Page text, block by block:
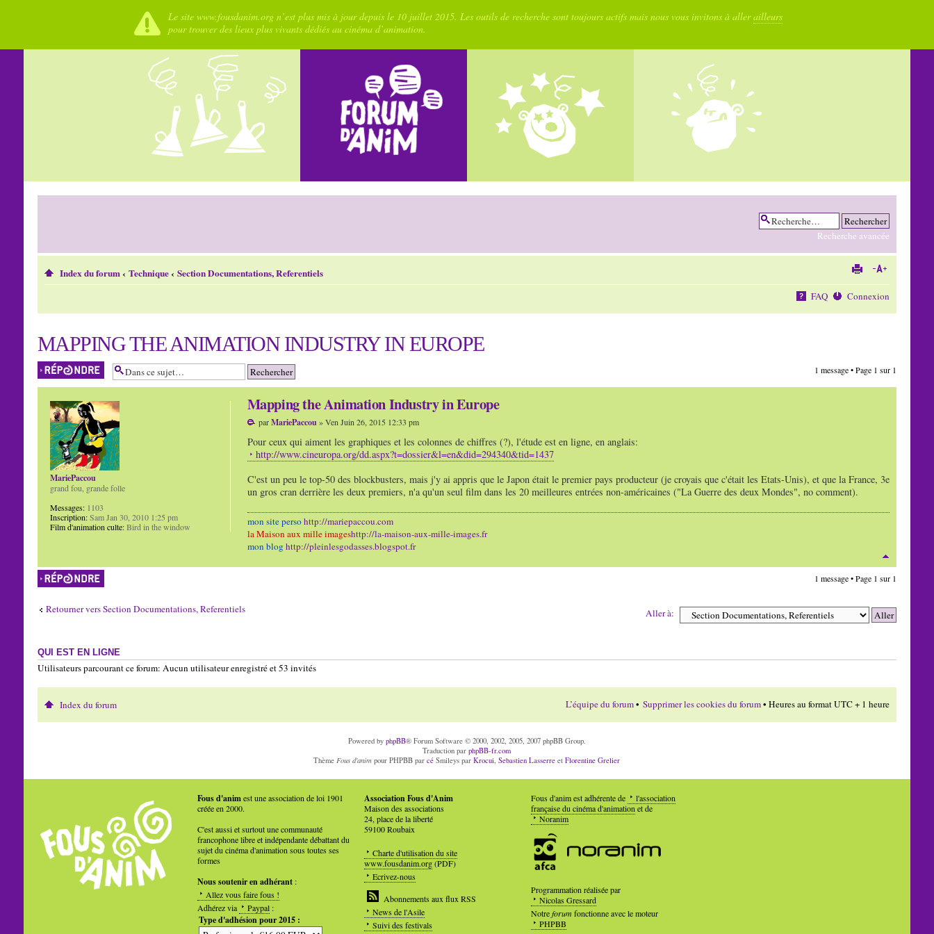
Le site www.fousdanim.org n’est plus mis à jour depuis le 10 juillet 2015. Les outils de recherche sont toujours actifs mais nous vous invitons à allerailleurs
pour trouver des lieux plus vivants dédiés au cinéma d’animation.
Recherche avancée
Index du forum‹ Technique‹ Section Documentations, Referentiels
FAQ Connexion
MAPPING THE ANIMATION INDUSTRY IN EUROPE
Répondre 1 message • Page 1 sur 1
Mapping the Animation Industry in Europe
parMariePaccou » Ven Juin 26, 2015 12:33 pm
Pour ceux qui aiment les graphiques et les colonnes de chiffres (?), l'étude est en ligne, en anglais:
http://www.cineuropa.org/dd.aspx?t=dossier&l=en&did=294340&tid=1437
C'est un peu le top-50 des blockbusters, mais j'y ai appris que le Japon était le premier pays producteur (je croyais que c'était les Etats-Unis), et que la France, 3e
un gros cran derrière les deux premiers, n'a qu'un seul film dans les 20 meilleures entrées non-américaines ("La Guerre des deux Mondes", no comment).
mon site perso http://mariepaccou.com
la Maison aux mille imageshttp://la-maison-aux-mille-images.fr
mon blog http://pleinlesgodasses.blogspot.fr
MariePaccou
grand fou, grande folle
Messages:1103
Inscription:Sam Jan 30, 2010 1:25 pm
Film d'animation culte:Bird in the window
Répondre
1 message • Page 1 sur 1
Retourner vers Section Documentations, Referentiels Aller à:
QUI EST EN LIGNE
Utilisateurs parcourant ce forum: Aucun utilisateur enregistré et 53 invités
Index du forum L’équipe du forum• Supprimer les cookies du forum• Heures au format UTC + 1 heure
Powered by phpBB® Forum Software © 2000, 2002, 2005, 2007 phpBB Group.
Traduction parphpBB-fr.com
ThèmeFous d'anim pour PHPBB parcé Smileys parKrocui,Sebastien Lasserre etFlorentine Grelier
Fous d'animest une association de loi 1901
créée en 2000.
C'est aussi et surtout une communauté
francophone libre et indépendante débattant du
sujet du cinéma d'animation sous toutes ses
formes
Nous soutenir en adhérant:
Allez vous faire fous !
Adhérez via
Paypal:
Type d'adhésion pour 2015 :
Association Fous d'Anim
Maison des associations
24, place de la liberté
59100 Roubaix
Charte d'utilisation du site
www.fousdanim.org(PDF)
Ecrivez-nous
Abonnements aux flux RSS
News de l'Asile
Suivi des festivals
Fous d'anim est adhérente de
l'association
française du cinéma d'animationet de
Noranim
Programmation réalisée par
Nicolas Gressard
Notreforumfonctionne avec le moteur
PHPBB